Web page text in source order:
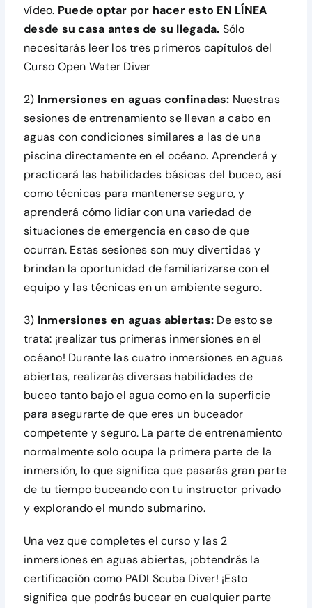
vídeo. Puede optar por hacer esto EN LÍNEA
desde su casa antes de su llegada. Sólo
necesitarás leer los tres primeros capítulos del
Curso Open Water Diver
2) Inmersiones en aguas confinadas: Nuestras
sesiones de entrenamiento se llevan a cabo en
aguas con condiciones similares a las de una
piscina directamente en el océano. Aprenderá y
practicará las habilidades básicas del buceo, así
como técnicas para mantenerse seguro, y
aprenderá cómo lidiar con una variedad de
situaciones de emergencia en caso de que
ocurran. Estas sesiones son muy divertidas y
brindan la oportunidad de familiarizarse con el
equipo y las técnicas en un ambiente seguro.
3) Inmersiones en aguas abiertas: De esto se
trata: ¡realizar tus primeras inmersiones en el
océano! Durante las cuatro inmersiones en aguas
abiertas, realizarás diversas habilidades de
buceo tanto bajo el agua como en la superficie
para asegurarte de que eres un buceador
competente y seguro. La parte de entrenamiento
normalmente solo ocupa la primera parte de la
inmersión, lo que significa que pasarás gran parte
de tu tiempo buceando con tu instructor privado
y explorando el mundo submarino.
Una vez que completes el curso y las 2
inmersiones en aguas abiertas, ¡obtendrás la
certificación como PADI Scuba Diver! ¡Esto
significa que podrás bucear en cualquier parte